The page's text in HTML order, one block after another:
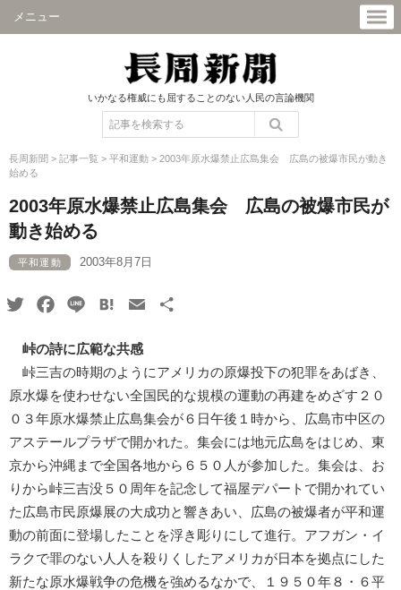
メニュー
いかなる権威にも屈することのない人民の言論機関
長周新聞 > 記事一覧 > 平和運動 > 2003年原水爆禁止広島集会 広島の被爆市民が動き
始める
2003年原水爆禁止広島集会 広島の被爆市民が
動き始める
平和運動 2003年8月7日
TwitterFacebook
Line HatenaEmail
峠の詩に広範な共感
峠三吉の時期のようにアメリカの原爆投下の犯罪をあばき、
原水爆を使わせない全国民的な規模の運動の再建をめざす２０
０３年原水爆禁止広島集会が６日午後１時から、広島市中区の
アステールプラザで開かれた。集会には地元広島をはじめ、東
京から沖縄まで全国各地から６５０人が参加した。集会は、お
りから峠三吉没５０周年を記念して福屋デパートで開かれてい
た広島市民原爆展の大成功と響きあい、広島の被爆者が平和運
動の前面に登場したことを浮き彫りにして進行。アフガン・イ
ラクで罪のない人人を殺りくしたアメリカが日本を拠点にした
新たな原水爆戦争の危機を強めるなかで、１９５０年８・６平